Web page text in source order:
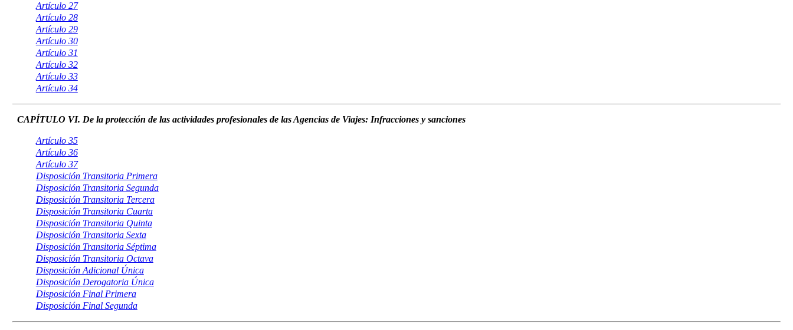
Artículo 27
Artículo 28
Artículo 29
Artículo 30
Artículo 31
Artículo 32
Artículo 33
Artículo 34
CAPÍTULO VI. De la protección de las actividades profesionales de las Agencias de Viajes: Infracciones y sanciones
Artículo 35
Artículo 36
Artículo 37
Disposición Transitoria Primera
Disposición Transitoria Segunda
Disposición Transitoria Tercera
Disposición Transitoria Cuarta
Disposición Transitoria Quinta
Disposición Transitoria Sexta
Disposición Transitoria Séptima
Disposición Transitoria Octava
Disposición Adicional Única
Disposición Derogatoria Única
Disposición Final Primera
Disposición Final Segunda